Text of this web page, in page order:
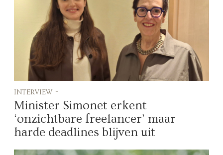
interview -
Minister Simonet erkent
‘onzichtbare freelancer’ maar
harde deadlines blijven uit